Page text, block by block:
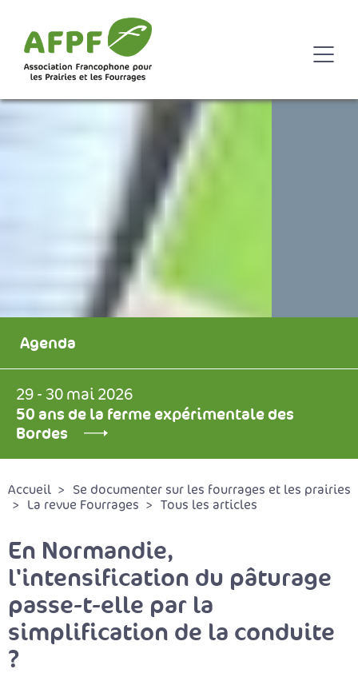
Agenda
29 - 30 mai 2026
50 ans de la ferme expérimentale des
Bordes
Accueil
Se documenter sur les fourrages et les prairies
La revue Fourrages
Tous les articles
En Normandie,
l'intensification du pâturage
passe-t-elle par la
simplification de la conduite
?